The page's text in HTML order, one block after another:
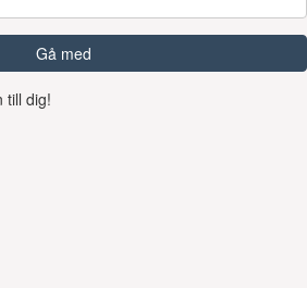
Gå med
till dig!